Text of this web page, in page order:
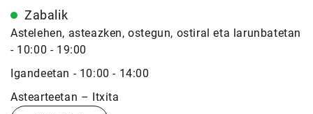
Zabalik
Astelehen, asteazken, ostegun, ostiral eta larunbatetan
- 10:00 - 19:00
Igandeetan - 10:00 - 14:00
Astearteetan – Itxita